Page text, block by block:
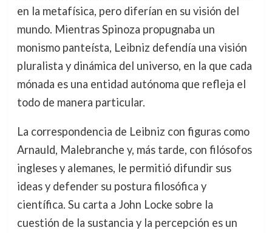
en la metafísica, pero diferían en su visión del
mundo. Mientras Spinoza propugnaba un
monismo panteísta, Leibniz defendía una visión
pluralista y dinámica del universo, en la que cada
mónada es una entidad autónoma que refleja el
todo de manera particular.
La correspondencia de Leibniz con figuras como
Arnauld, Malebranche y, más tarde, con filósofos
ingleses y alemanes, le permitió difundir sus
ideas y defender su postura filosófica y
científica. Su carta a John Locke sobre la
cuestión de la sustancia y la percepción es un